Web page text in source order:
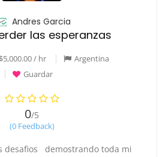
Andres Garcia
las esperanzas
/ hr
Argentina
Guardar
0/5
(0 Feedback)
desafios demostrando toda mi